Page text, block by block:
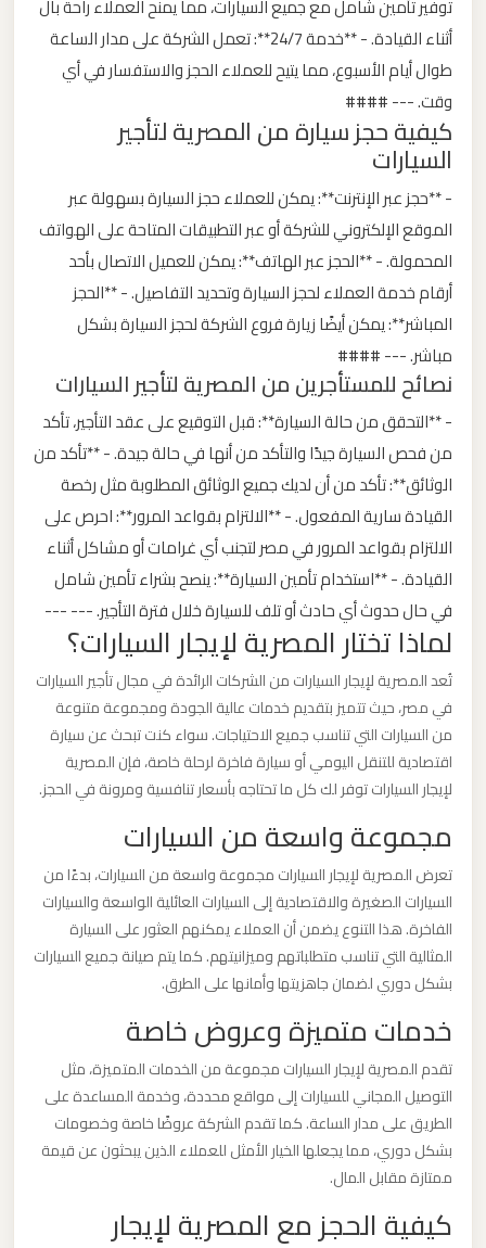
توفير تأمين شامل مع جميع السيارات، مما يمنح العملاء راحة بال
أثناء القيادة. - **خدمة 24/7**: تعمل الشركة على مدار الساعة
طوال أيام الأسبوع، مما يتيح للعملاء الحجز والاستفسار في أي
وقت. --- ####
كيفية حجز سيارة من المصرية لتأجير
السيارات
- **حجز عبر الإنترنت**: يمكن للعملاء حجز السيارة بسهولة عبر
الموقع الإلكتروني للشركة أو عبر التطبيقات المتاحة على الهواتف
المحمولة. - **الحجز عبر الهاتف**: يمكن للعميل الاتصال بأحد
أرقام خدمة العملاء لحجز السيارة وتحديد التفاصيل. - **الحجز
المباشر**: يمكن أيضًا زيارة فروع الشركة لحجز السيارة بشكل
مباشر. --- ####
نصائح للمستأجرين من المصرية لتأجير السيارات
- **التحقق من حالة السيارة**: قبل التوقيع على عقد التأجير، تأكد
من فحص السيارة جيدًا والتأكد من أنها في حالة جيدة. - **تأكد من
الوثائق**: تأكد من أن لديك جميع الوثائق المطلوبة مثل رخصة
القيادة سارية المفعول. - **الالتزام بقواعد المرور**: احرص على
الالتزام بقواعد المرور في مصر لتجنب أي غرامات أو مشاكل أثناء
القيادة. - **استخدام تأمين السيارة**: ينصح بشراء تأمين شامل
في حال حدوث أي حادث أو تلف للسيارة خلال فترة التأجير. --- ---
لماذا تختار المصرية لإيجار السيارات؟
تُعد المصرية لإيجار السيارات من الشركات الرائدة في مجال تأجير السيارات
في مصر، حيث تتميز بتقديم خدمات عالية الجودة ومجموعة متنوعة
من السيارات التي تناسب جميع الاحتياجات. سواء كنت تبحث عن سيارة
اقتصادية للتنقل اليومي أو سيارة فاخرة لرحلة خاصة، فإن المصرية
لإيجار السيارات توفر لك كل ما تحتاجه بأسعار تنافسية ومرونة في الحجز.
مجموعة واسعة من السيارات
تعرض المصرية لإيجار السيارات مجموعة واسعة من السيارات، بدءًا من
السيارات الصغيرة والاقتصادية إلى السيارات العائلية الواسعة والسيارات
الفاخرة. هذا التنوع يضمن أن العملاء يمكنهم العثور على السيارة
المثالية التي تناسب متطلباتهم وميزانيتهم. كما يتم صيانة جميع السيارات
بشكل دوري لضمان جاهزيتها وأمانها على الطرق.
خدمات متميزة وعروض خاصة
تقدم المصرية لإيجار السيارات مجموعة من الخدمات المتميزة، مثل
التوصيل المجاني للسيارات إلى مواقع محددة، وخدمة المساعدة على
الطريق على مدار الساعة. كما تقدم الشركة عروضًا خاصة وخصومات
بشكل دوري، مما يجعلها الخيار الأمثل للعملاء الذين يبحثون عن قيمة
ممتازة مقابل المال.
كيفية الحجز مع المصرية لإيجار
ليموزين
مطار
القاهرة
ليموزين
القاهرة
للاسكندرية
ليموزين
القاهرة
مطار
العرب
ليموزين
الاسكندرية
مطار
القاهرة
ليموزين
مرسي
مطروح
ليموزين
مطار
الشيخ
ليموزين
مطار
سفنكس
ليموزين